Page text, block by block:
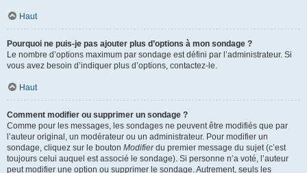
Haut
Pourquoi ne puis-je pas ajouter plus d’options à mon sondage ?
Le nombre d’options maximum par sondage est défini par l’administrateur. Si
vous avez besoin d’indiquer plus d’options, contactez-le.
Haut
Comment modifier ou supprimer un sondage ?
Comme pour les messages, les sondages ne peuvent être modifiés que par
l’auteur original, un modérateur ou un administrateur. Pour modifier un
sondage, cliquez sur le bouton Modifierdu premier message du sujet (c’est
toujours celui auquel est associé le sondage). Si personne n’a voté, l’auteur
peut modifier une option ou supprimer le sondage. Autrement, seuls les